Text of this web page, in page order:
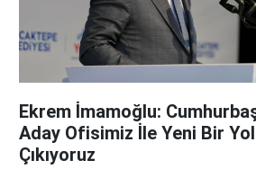
Ekrem İmamoğlu:
Aday Ofisimiz İle Yeni Bir
Çıkıyoruz